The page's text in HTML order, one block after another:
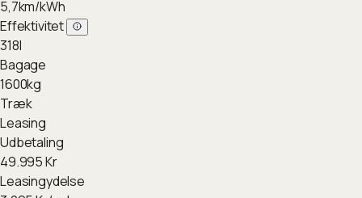
5,7km/kWh
Effektivitet
318l
Bagage
1600kg
Træk
Leasing
Udbetaling
49.995Kr
Leasingydelse